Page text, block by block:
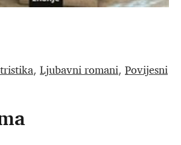
, Ljubavni romani, Povijesni